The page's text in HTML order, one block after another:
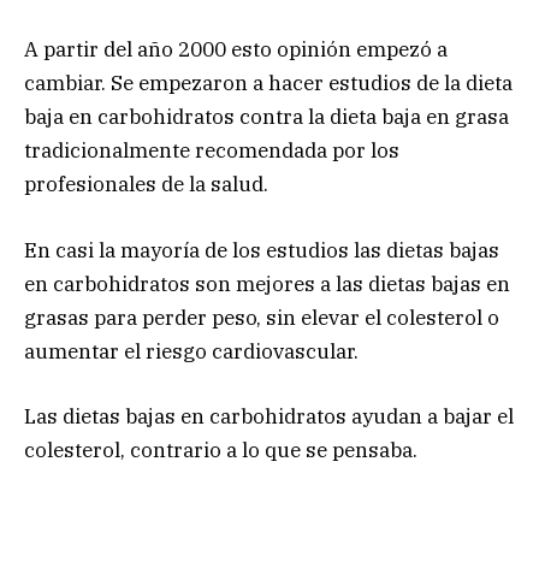
A partir del año 2000 esto opinión empezó a
cambiar. Se empezaron a hacer estudios de la dieta
baja en carbohidratos contra la dieta baja en grasa
tradicionalmente recomendada por los
profesionales de la salud.
En casi la mayoría de los estudios las dietas bajas
en carbohidratos son mejores a las dietas bajas en
grasas para perder peso, sin elevar el colesterol o
aumentar el riesgo cardiovascular.
Las dietas bajas en carbohidratos ayudan a bajar el
colesterol, contrario a lo que se pensaba.